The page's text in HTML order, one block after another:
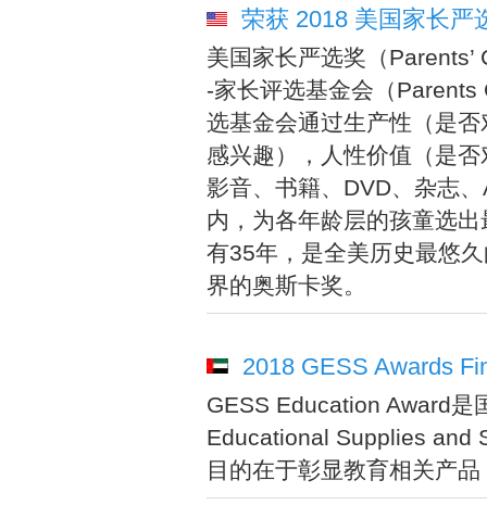
荣获 2018 美国家长严
美国家长严选奖（
-家长评选基金会（
选基金会通过生产性（是
感兴趣），人性价值（是
影音、书籍、DVD、杂志
内，为各年龄层的孩童选
有35年，是全美历史最悠
界的奥斯卡奖。
2018 GESS Awards
GESS Education Award是
Educational Supplies and
目的在于彰显教育相关产